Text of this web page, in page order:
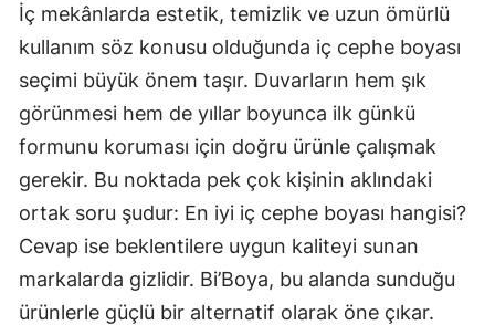
İç mekânlarda estetik, temizlik ve uzun ömürlü
kullanım söz konusu olduğunda iç cephe boyası
seçimi büyük önem taşır. Duvarların hem şık
görünmesi hem de yıllar boyunca ilk günkü
formunu koruması için doğru ürünle çalışmak
gerekir. Bu noktada pek çok kişinin aklındaki
ortak soru şudur: En iyi iç cephe boyası hangisi?
Cevap ise beklentilere uygun kaliteyi sunan
markalarda gizlidir. Bi’Boya, bu alanda sunduğu
ürünlerle güçlü bir alternatif olarak öne çıkar.